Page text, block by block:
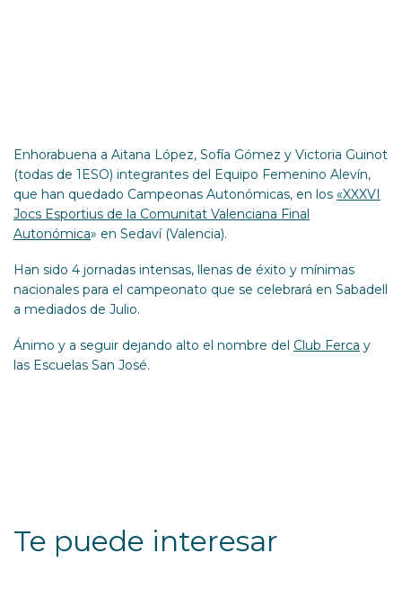
Enhorabuena a Aitana López, Sofía Gómez y Victoria Guinot
(todas de 1ESO) integrantes del Equipo Femenino Alevín,
que han quedado Campeonas Autonómicas, en los «XXXVI
Jocs Esportius de la Comunitat Valenciana Final
Autonómica» en Sedaví (Valencia).
Han sido 4 jornadas intensas, llenas de éxito y mínimas
nacionales para el campeonato que se celebrará en Sabadell
a mediados de Julio.
Ánimo y a seguir dejando alto el nombre del Club Ferca y
las Escuelas San José.
Te puede interesar